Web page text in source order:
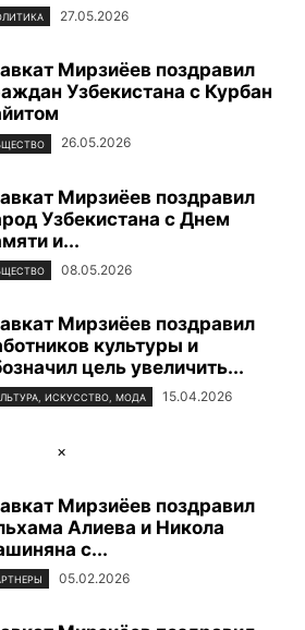
27.05.2026
Мирзиёев поздравил
Узбекистана с Курбан
26.05.2026
Мирзиёев поздравил
Узбекистана с Днем
и...
08.05.2026
Мирзиёев поздравил
культуры и
цель увеличить...
ИСКУССТВО, МОДА 15.04.2026
×
Мирзиёев поздравил
Алиева и Никола
с...
05.02.2026